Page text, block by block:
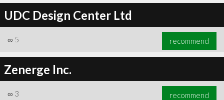
UDC Design Center Ltd
∞ 5 recommend
Zenerge Inc.
∞ 3 recommend